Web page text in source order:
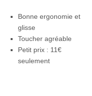
Bonne ergonomie et
glisse
Toucher agréable
Petit prix : 11€
seulement